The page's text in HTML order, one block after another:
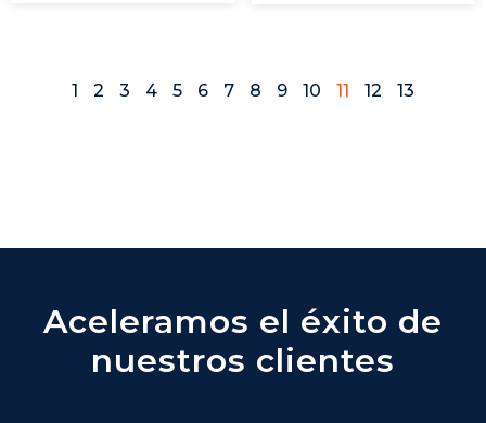
1 2 3 4 5 6 7 8 9 10 11 12 13
Aceleramos el éxito de
nuestros clientes